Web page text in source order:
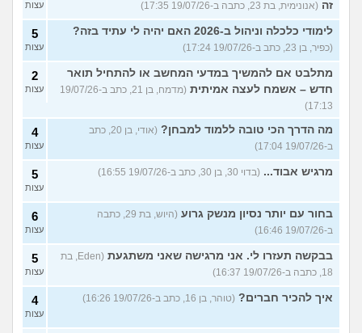
זה (אנונימית, בת 23, כתבה ב-19/07/26 17:35) עצות
לימודי כלכלה וניהול ב-2026 האם יהיה לי עתיד בזה?
(כפיר, בן 23, כתב ב-19/07/26 17:24)
5
עצות
מתלבט אם להמשיך במדעי המחשב או להתחיל תואר
חדש – אשמח לעצה אמיתית
(מדמח, בן 21, כתב ב-19/07/26
17:13)
2
עצות
מה הדרך הכי טובה ללמוד למבחן?
(אודי, בן 20, כתב
ב-19/07/26 17:04)
4
עצות
מרגיש אבוד... (בדוי 30, בן 30, כתב ב-19/07/26 16:55) 5
עצות
בחור עם יותר נסיון מנשק גרוע
(היוש, בת 29, כתבה
ב-19/07/26 16:46)
6
עצות
בבקשה תעזרו לי. אני מרגישה שאני משתגעת
(Eden, בת
18, כתבה ב-19/07/26 16:37)
5
עצות
איך להכיר חברים? (טוהר, בן 16, כתב ב-19/07/26 16:26) 4
עצות